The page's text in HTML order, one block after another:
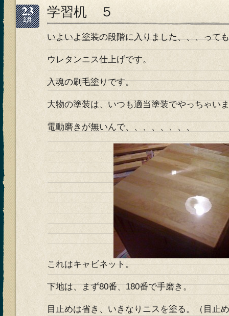
23
2月 学習机 ５
いよいよ塗装の段階に入りました、、、って
ウレタンニス仕上げです。
入魂の刷毛塗りです。
大物の塗装は、いつも適当塗装でやっちゃい
電動磨きが無いんで、、、、、、、、
これはキャビネット。
下地は、まず80番、180番で手磨き。
目止めは省き、いきなりニスを塗る。（目止